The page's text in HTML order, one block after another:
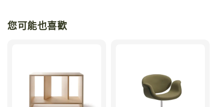
您可能也喜歡